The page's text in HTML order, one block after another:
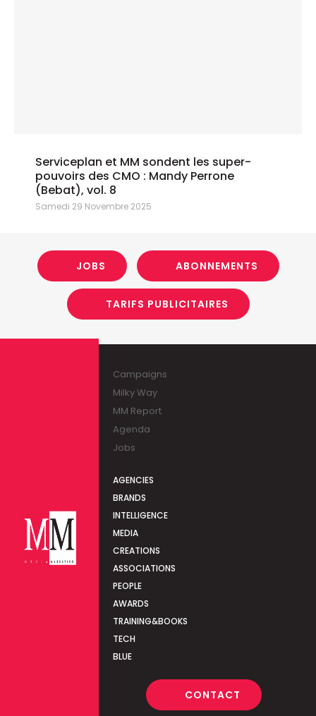
Serviceplan et MM sondent les super-
pouvoirs des CMO : Mandy Perrone
(Bebat), vol. 8
Samedi 29 Novembre 2025
JOBS ABONNEMENTS
TARIFS PUBLICITAIRES
Campaigns
Milky Way
MM Report
Agenda
Jobs
AGENCIES
BRANDS
INTELLIGENCE
MEDIA
CREATIONS
ASSOCIATIONS
PEOPLE
AWARDS
TRAINING&BOOKS
TECH
BLUE
CONTACT